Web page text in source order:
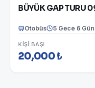
BÜYÜK GAP TURU
Otobüs 5 Gece 6 Gün
KIŞI BAŞI
20,000 ₺